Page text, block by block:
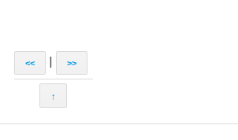
<< >>
↑